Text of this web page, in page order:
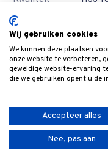
Levertijd
Prijs
12 of meer
€
Artikelnummer
Wij gebruiken cookies
We kunnen deze plaatsen
onze website te verbeteren,
geweldige website-ervaring
die we gebruiken opent u de
Accepteer alles
Nee, pas aan